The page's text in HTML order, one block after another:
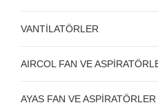
VANTİLATÖRLER
AIRCOL FAN VE
AYAS FAN VE ASPİRATÖRLER